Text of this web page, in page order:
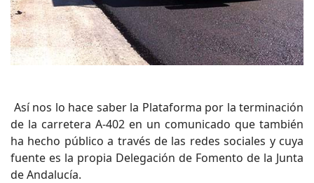
Así nos lo hace saber la Plataforma por la terminación
de la carretera A-402 en un comunicado que también
ha hecho público a través de las redes sociales y cuya
fuente es la propia Delegación de Fomento de la Junta
de Andalucía.